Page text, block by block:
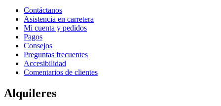
Contáctanos
Asistencia en carretera
Mi cuenta y pedidos
Pagos
Consejos
Preguntas frecuentes
Accesibilidad
Comentarios de clientes
Alquileres